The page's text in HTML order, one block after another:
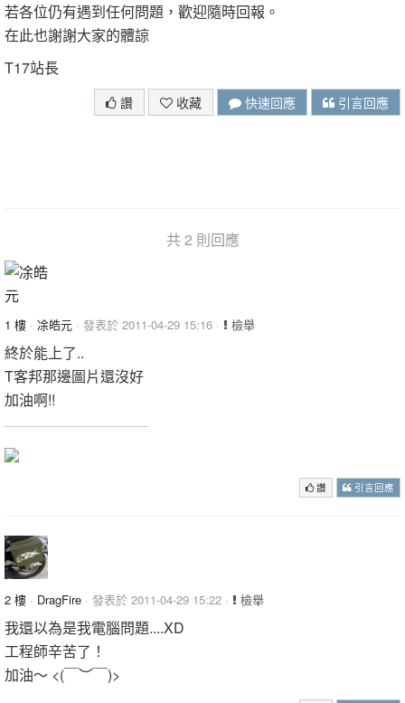
若各位仍有遇到任何問題，歡迎隨時回報。
在此也謝謝大家的體諒
T17站長
讚 收藏 快速回應 引言回應
共 2 則回應
1 樓 · 凃皓元 · 發表於 2011-04-29 15:16 · 檢舉
終於能上了..
T客邦那邊圖片還沒好
加油啊!!
讚 引言回應
2 樓 · DragFire · 發表於 2011-04-29 15:22 · 檢舉
我還以為是我電腦問題....XD
工程師辛苦了！
加油～ <(￣︶￣)>